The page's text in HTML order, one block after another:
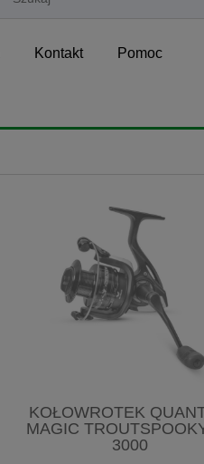
Kontakt Pomoc
KOŁOWROTEK
MAGIC
3000